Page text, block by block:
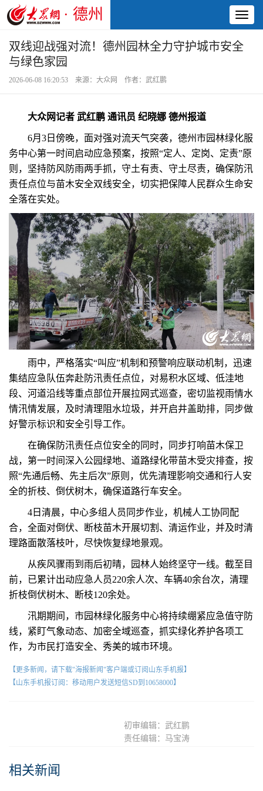
· 德州
双线迎战强对流！德州园林全力守护城市安全
与绿色家园
2026-06-08 16:20:53 来源：大众网 作者：武红鹏
大众网记者 武红鹏 通讯员 纪晓娜 德州报道
6月3日傍晚，面对强对流天气突袭，德州市园林绿化服
务中心第一时间启动应急预案，按照“定人、定岗、定责”原
则，坚持防风防雨两手抓，守土有责、守土尽责，确保防汛
责任点位与苗木安全双线安全，切实把保障人民群众生命安
全落在实处。
雨中，严格落实“叫应”机制和预警响应联动机制，迅速
集结应急队伍奔赴防汛责任点位，对易积水区域、低洼地
段、河道沿线等重点部位开展拉网式巡查，密切监视雨情水
情汛情发展，及时清理阻水垃圾，并开启井盖助排，同步做
好警示标识和安全引导工作。
在确保防汛责任点位安全的同时，同步打响苗木保卫
战，第一时间深入公园绿地、道路绿化带苗木受灾排查，按
照“先通后畅、先主后次”原则，优先清理影响交通和行人安
全的折枝、倒伏树木，确保道路行车安全。
4日清晨，中心多组人员同步作业，机械人工协同配
合，全面对倒伏、断枝苗木开展切割、清运作业，并及时清
理路面散落枝叶，尽快恢复绿地景观。
从疾风骤雨到雨后初晴，园林人始终坚守一线。截至目
前，已累计出动应急人员220余人次、车辆40余台次，清理
折枝倒伏树木、断枝120余处。
汛期期间，市园林绿化服务中心将持续绷紧应急值守防
线，紧盯气象动态、加密全域巡查，抓实绿化养护各项工
作，为市民打造安全、秀美的城市环境。
【更多新闻，请下载"海报新闻"客户端或订阅山东手机报】
【山东手机报订阅：移动用户发送短信SD到10658000】
初审编辑：武红鹏
责任编辑：马宝涛
相关新闻